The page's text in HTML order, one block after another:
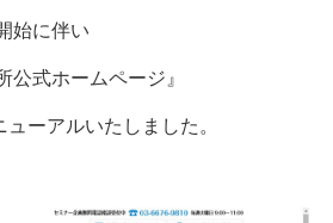
始に伴い
公式ホームページ』
ーアルいたしました。